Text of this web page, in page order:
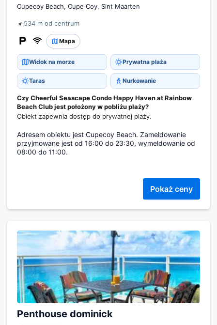
Cupecoy Beach, Cupe Coy, Sint Maarten
534 m od centrum
Mapa
Widok na morze Prywatna plaża
Taras Nurkowanie
Czy Cheerful Seascape Condo Happy Haven at Rainbow
Beach Club jest położony w pobliżu plaży?
Obiekt zapewnia dostęp do prywatnej plaży.
Adresem obiektu jest Cupecoy Beach. Zameldowanie
przyjmowane jest od 16:00 do 23:30, wymeldowanie od
08:00 do 11:00.
Pokaż ceny
Penthouse dominick